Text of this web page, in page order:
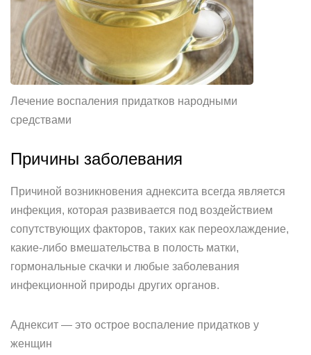
Лечение воспаления придатков народными
средствами
Причины заболевания
Причиной возникновения аднексита всегда является
инфекция, которая развивается под воздействием
сопутствующих факторов, таких как переохлаждение,
какие-либо вмешательства в полость матки,
гормональные скачки и любые заболевания
инфекционной природы других органов.
Аднексит — это острое воспаление придатков у
женщин